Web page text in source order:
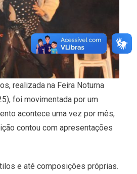
realizada na Feira Noturna
foi movimentada por um
acontece uma vez por mês,
contou com apresentações
e até composições próprias.